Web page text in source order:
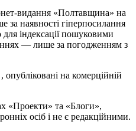
видання «Полтавщина» на
за наявності гіперпосилання
для індексації пошуковими
— лише за погодженням з
, опубліковані на комерційній
«Проекти» та «Блоги»,
осіб і не є редакційними.